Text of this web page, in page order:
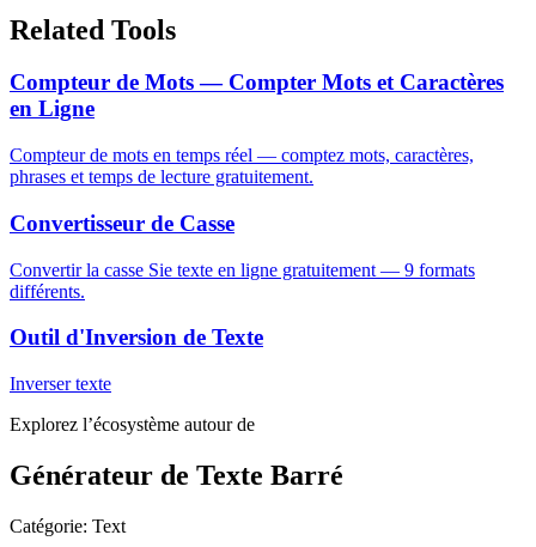
Related Tools
Compteur de Mots — Compter Mots et Caractères
en Ligne
Compteur de mots en temps réel — comptez mots, caractères,
phrases et temps de lecture gratuitement.
Convertisseur de Casse
Convertir la casse Sie texte en ligne gratuitement — 9 formats
différents.
Outil d'Inversion de Texte
Inverser texte
Explorez l’écosystème autour de
Générateur de Texte Barré
Catégorie: Text